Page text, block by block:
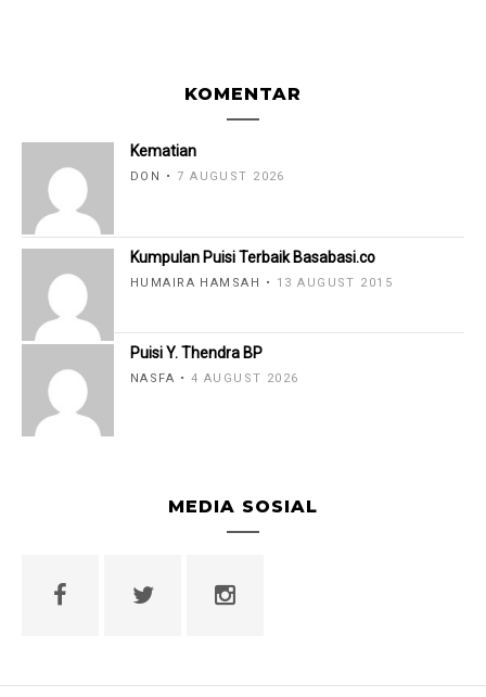
KOMENTAR
Kematian
DON 7 AUGUST 2026
Kumpulan Puisi Terbaik Basabasi.co
HUMAIRA HAMSAH 13 AUGUST 2015
Puisi Y. Thendra BP
NASFA 4 AUGUST 2026
MEDIA SOSIAL